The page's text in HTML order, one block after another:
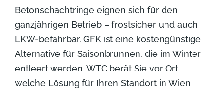
Betonschachtringe eignen sich für den
ganzjährigen Betrieb – frostsicher und auch
LKW-befahrbar. GFK ist eine kostengünstige
Alternative für Saisonbrunnen, die im Winter
entleert werden. WTC berät Sie vor Ort
welche Lösung für Ihren Standort in Wien